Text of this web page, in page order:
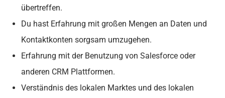
übertreffen.
Du hast Erfahrung mit großen Mengen an Daten und
Kontaktkonten sorgsam umzugehen.
Erfahrung mit der Benutzung von Salesforce oder
anderen CRM Plattformen.
Verständnis des lokalen Marktes und des lokalen